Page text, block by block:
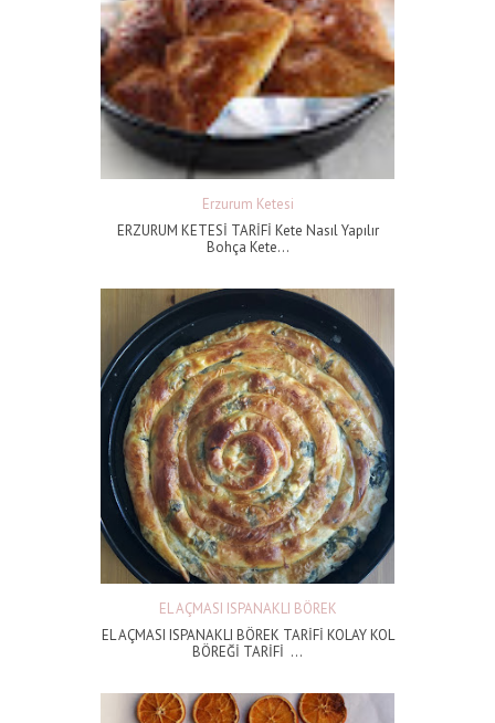
Erzurum Ketesi
ERZURUM KETESİ TARİFİ Kete Nasıl Yapılır
Bohça Kete...
EL AÇMASI ISPANAKLI BÖREK
EL AÇMASI ISPANAKLI BÖREK TARİFİ KOLAY KOL
BÖREĞİ TARİFİ ...